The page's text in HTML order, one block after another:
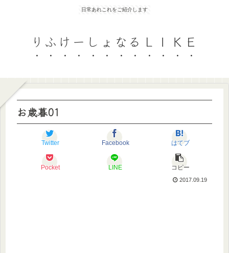
日常あれこれをご紹介します
りふけーしょなるＬＩＫＥ
お歳暮01
Twitter Facebook はてブ
Pocket LINE コピー
2017.09.19